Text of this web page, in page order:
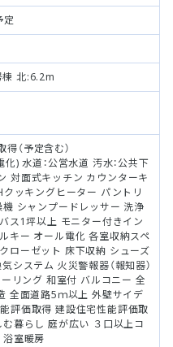
定
北:6.2m
（予定含む）
化) 水道：公営水道 汚水：公共下
対面式キッチン カウンターキ
ッキングヒーター パントリ
シャンプードレッサー 洗浄
ス1坪以上 モニター付きイン
キー オール電化 各室収納スペ
ローゼット 床下収納 シューズ
システム 火災警報器（報知器）
リング 和室付 バルコニー 全
全面道路5ｍ以上 外壁サイデ
評価取得 建設住宅性能評価取
暮らし 庭が広い ３口以上コ
浴室暖房